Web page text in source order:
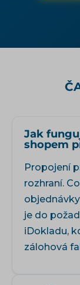
Jak
shopem
Propojení
rozhraní.
je do
iDokladu,
zálohová